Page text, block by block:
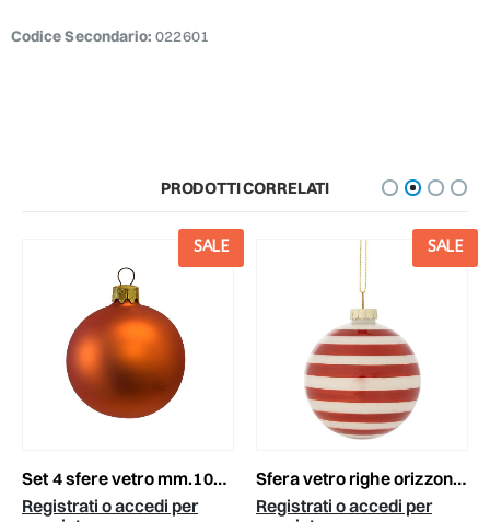
Codice Secondario: 022601
PRODOTTI CORRELATI
SALE
set 4 sfere vetro mm.100 arancio satinato
Registrati o accedi per
SALE
sfera vetro righe orizzontali mm.150 bianco/rosso
Registrati o accedi per